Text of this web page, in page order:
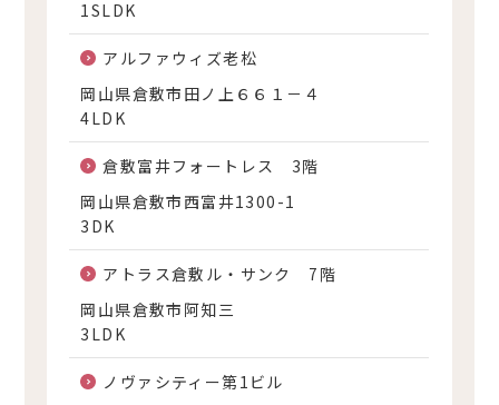
1SLDK
アルファウィズ老松
岡山県倉敷市田ノ上６６１－４
4LDK
倉敷富井フォートレス 3階
岡山県倉敷市西富井1300-1
3DK
アトラス倉敷ル・サンク 7階
岡山県倉敷市阿知三
3LDK
ノヴァシティー第1ビル